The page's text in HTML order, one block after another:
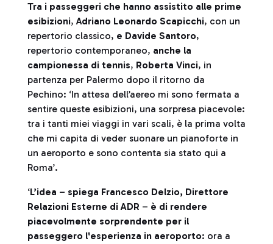
Tra i passeggeri che hanno assistito alle prime
esibizioni,Adriano Leonardo Scapicchi, con un
repertorio classico, e Davide Santoro,
repertorio contemporaneo, anche la
campionessa di tennis, Roberta Vinci, in
partenza per Palermo dopo il ritorno da
Pechino: ‘In attesa dell’aereo mi sono fermata a
sentire queste esibizioni, una sorpresa piacevole:
tra i tanti miei viaggi in vari scali, è la prima volta
che mi capita di veder suonare un pianoforte in
un aeroporto e sono contenta sia stato qui a
Roma’.
‘L’idea – spiega Francesco Delzio, Direttore
Relazioni Esterne di ADR – è di rendere
piacevolmente sorprendente per il
passeggero l'esperienza in aeroporto: ora a